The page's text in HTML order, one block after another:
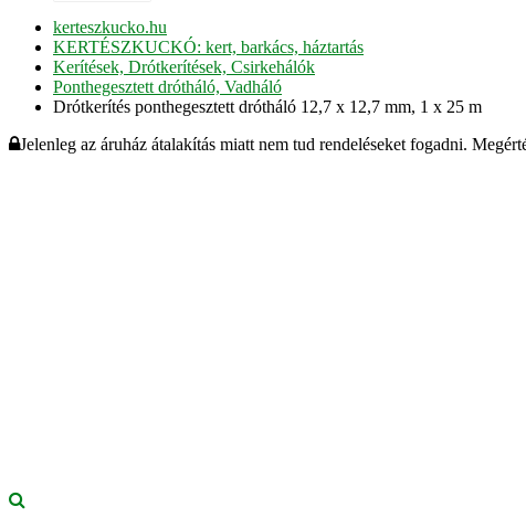
kerteszkucko.hu
KERTÉSZKUCKÓ: kert, barkács, háztartás
Kerítések, Drótkerítések, Csirkehálók
Ponthegesztett drótháló, Vadháló
Drótkerítés ponthegesztett drótháló 12,7 x 12,7 mm, 1 x 25 m
Jelenleg az áruház átalakítás miatt nem tud rendeléseket fogadni.